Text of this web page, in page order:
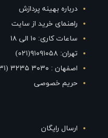
درباره بهینه پردازش
راهنمای خرید از سایت
ساعات کاری: ۱۰ الی ۱۸
تهران: ۹۱۰۹۱۰۵۸(۰۲۱)
اصفهان : ۳۰۳۰ ۳۲۳۵ (۰۳۱)
حریم خصوصی
ارسال رایگان